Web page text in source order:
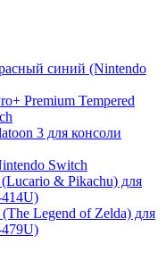
синий (Nintendo
Premium Tempered
3 для консоли
Switch
& Pikachu) для
Legend of Zelda) для